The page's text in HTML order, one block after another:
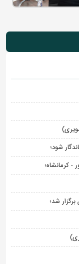
شود؛
- کرمانشاه؛
شد؛